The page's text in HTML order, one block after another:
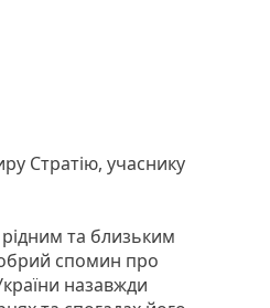
Стратію, учаснику
та близьким
спомин про
назавжди